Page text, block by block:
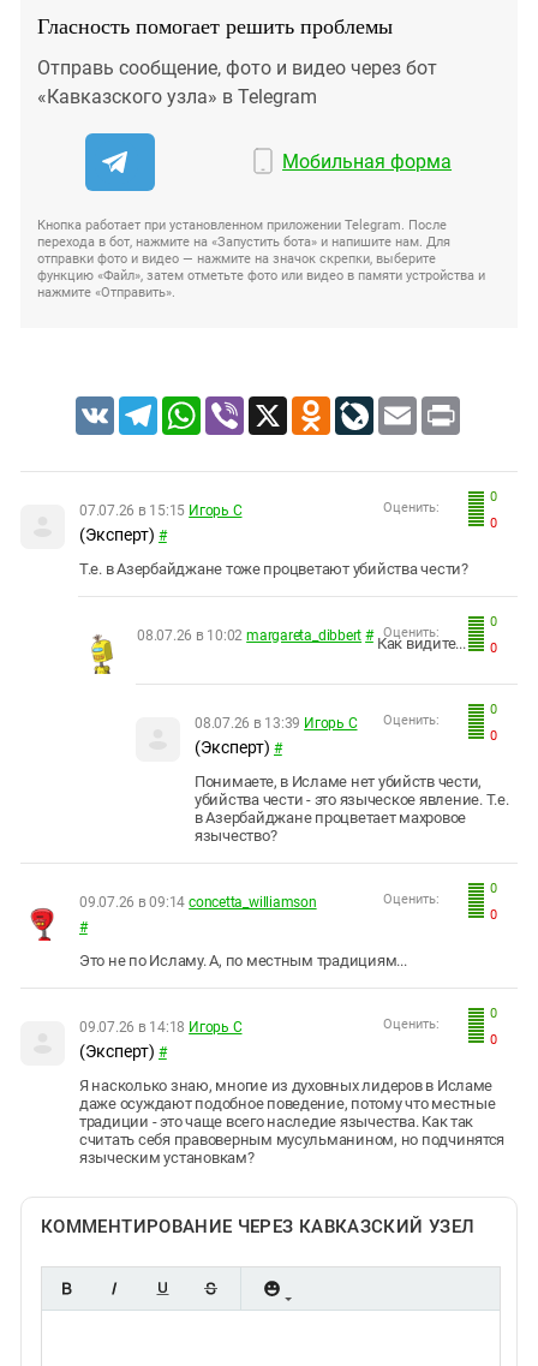
Гласность помогает решить проблемы
Отправь сообщение, фото и видео через бот
«Кавказского узла» в Telegram
Мобильная форма
Кнопка работает при установленном приложении Telegram. После
перехода в бот, нажмите на «Запустить бота» и напишите нам. Для
отправки фото и видео — нажмите на значок скрепки, выберите
функцию «Файл», затем отметьте фото или видео в памяти устройства и
нажмите «Отправить».
VK TelegramWhatsApp
Viber X Odnoklassniki
LiveJournal
Email Print
0
0
Оценить:
07.07.26 в 15:15 Игорь С
(Эксперт) #
Т.е. в Азербайджане тоже процветают убийства чести?
0
0
Оценить:
08.07.26 в 10:02 margareta_dibbert # Как видите...
0
0
Оценить:
08.07.26 в 13:39 Игорь С
(Эксперт) #
Понимаете, в Исламе нет убийств чести,
убийства чести - это языческое явление. Т.е.
в Азербайджане процветает махровое
язычество?
0
0
Оценить:
09.07.26 в 09:14 concetta_williamson
#
Это не по Исламу. А, по местным традициям...
0
0
Оценить:
09.07.26 в 14:18 Игорь С
(Эксперт) #
Я насколько знаю, многие из духовных лидеров в Исламе
даже осуждают подобное поведение, потому что местные
традиции - это чаще всего наследие язычества. Как так
считать себя правоверным мусульманином, но подчинятся
языческим установкам?
КОММЕНТИРОВАНИЕ ЧЕРЕЗ КАВКАЗСКИЙ УЗЕЛ